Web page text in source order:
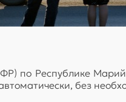
по Республике
без